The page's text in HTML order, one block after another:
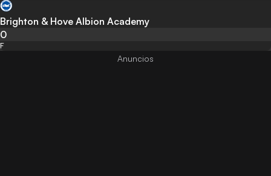
Brighton & Hove Albion Academy
0
F